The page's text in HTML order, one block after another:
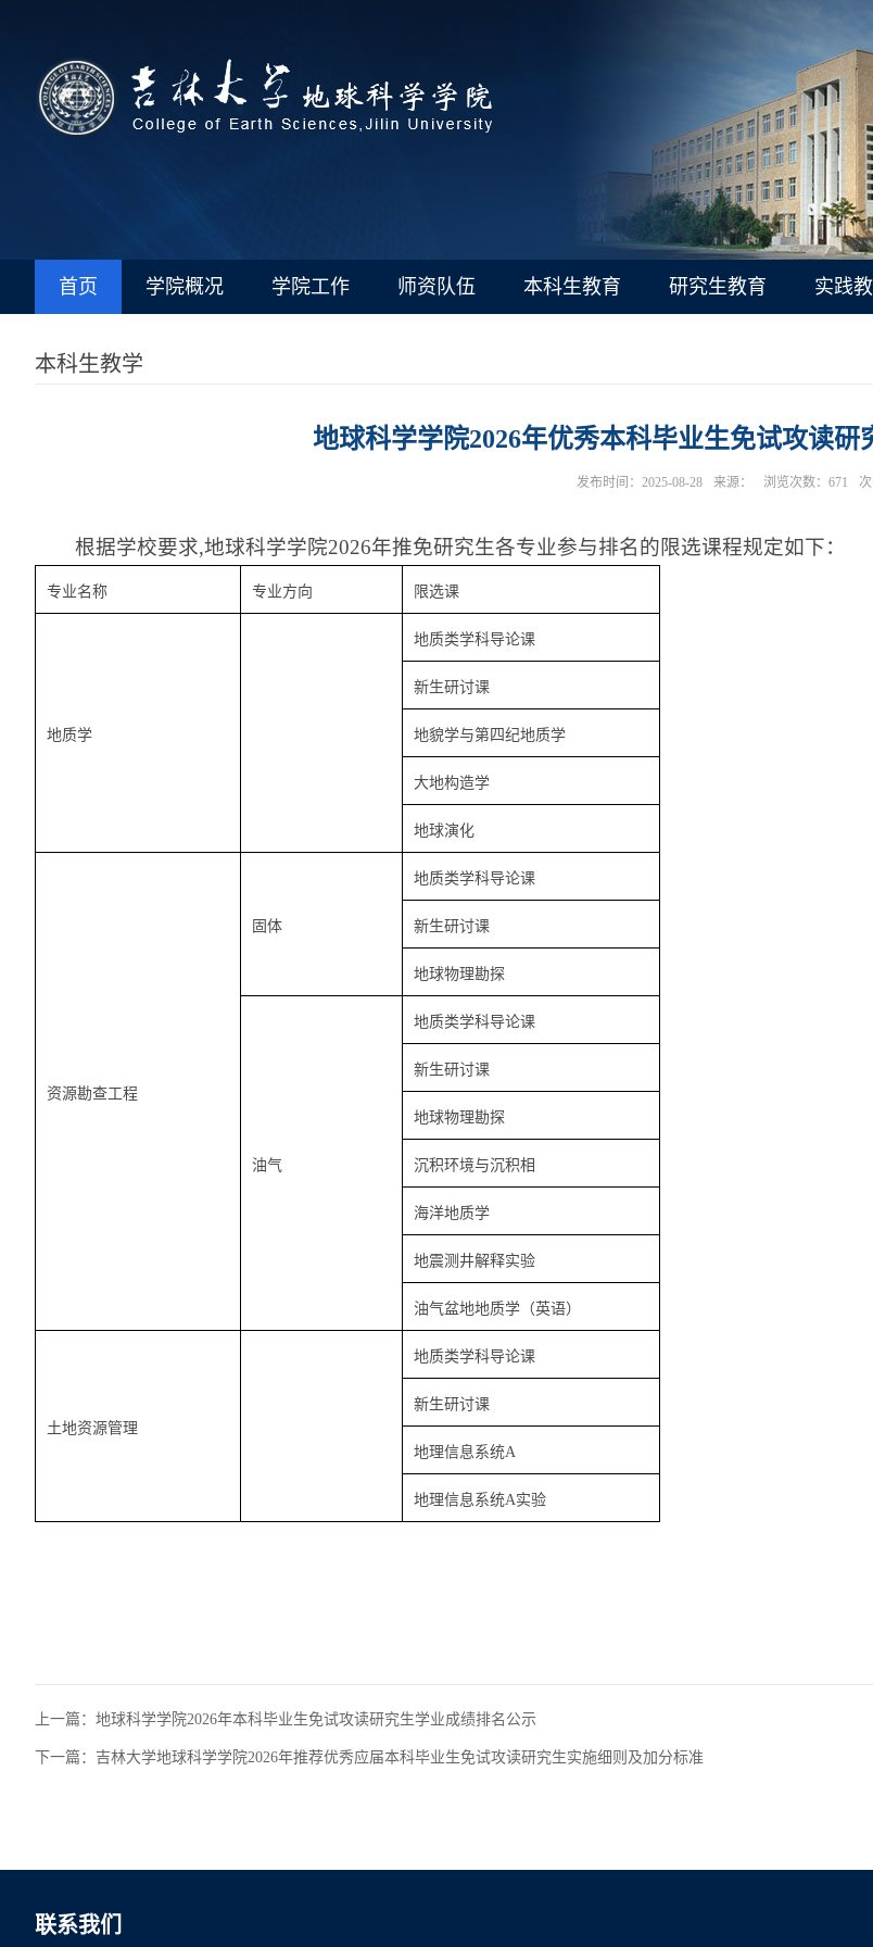
首页 学院概况 学院工作 师资队伍 本科生教育 研究生教育 实践
本科生教学
地球科学学院2026年优秀本科毕业生免试攻读
发布时间：2025-08-28 来源： 浏览次数： 671 次
根据学校要求,地球科学学院2026年推免研究生各专业参与排名的限选课程规定如下：
专业名称 专业方向 限选课
地质学
地质类学科导论课
新生研讨课
地貌学与第四纪地质学
大地构造学
地球演化
资源勘查工程
固体
地质类学科导论课
新生研讨课
地球物理勘探
油气
地质类学科导论课
新生研讨课
地球物理勘探
沉积环境与沉积相
海洋地质学
地震测井解释实验
油气盆地地质学（英语）
土地资源管理
地质类学科导论课
新生研讨课
地理信息系统A
地理信息系统A实验
上一篇： 地球科学学院2026年本科毕业生免试攻读研究生学业成绩排名公示
下一篇： 吉林大学地球科学学院2026年推荐优秀应届本科毕业生免试攻读研究生实施细则及加分标准
联系我们